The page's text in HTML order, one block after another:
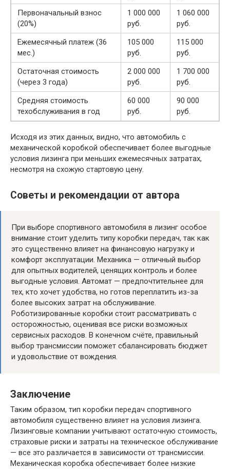
Первоначальный взнос
(20%)
1 000 000
руб.
1 060 000
руб.
Ежемесячный платеж (36
мес.)
105 000
руб.
115 000
руб.
Остаточная стоимость
(через 3 года)
2 000 000
руб.
1 700 000
руб.
Средняя стоимость
техобслуживания в год
60 000
руб.
90 000
руб.
Исходя из этих данных, видно, что автомобиль с
механической коробкой обеспечивает более выгодные
условия лизинга при меньших ежемесячных затратах,
несмотря на схожую стартовую цену.
Советы и рекомендации от автора
При выборе спортивного автомобиля в лизинг особое
внимание стоит уделить типу коробки передач, так как
это существенно влияет на финансовую нагрузку и
комфорт эксплуатации. Механика — отличный выбор
для опытных водителей, ценящих контроль и более
выгодные условия. Автомат — предпочтительнее для
тех, кто хочет удобства, но готов переплатить из-за
более высоких затрат на обслуживание.
Роботизированные коробки стоит рассматривать с
осторожностью, оценивая все риски возможных
сервисных расходов. В конечном счёте, правильный
выбор трансмиссии поможет сбалансировать бюджет
и удовольствие от вождения.
Заключение
Таким образом, тип коробки передач спортивного
автомобиля существенно влияет на условия лизинга.
Лизинговые компании учитывают остаточную стоимость,
страховые риски и затраты на техническое обслуживание
— все это различается в зависимости от трансмиссии.
Механическая коробка обеспечивает более низкие